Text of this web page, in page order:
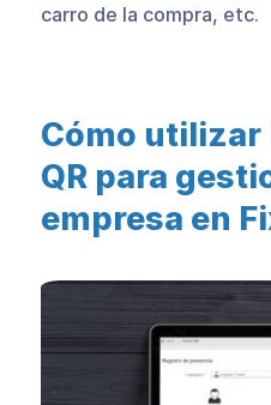
carro de la compra, etc.
Cómo utilizar
QR para
empresa en